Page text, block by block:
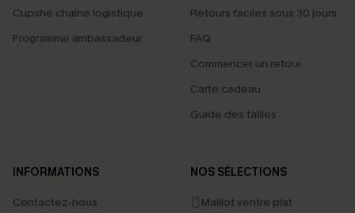
Cupshe chaîne logistique
Programme ambassadeur
Retours faciles sous 30 jours
FAQ
Commencer un retour
Carte cadeau
Guide des tailles
INFORMATIONS
Contactez-nous
NOS SÉLECTIONS
🩱Maillot ventre plat